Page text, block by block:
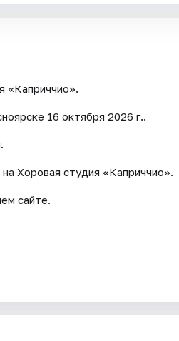
«Каприччио».
16 октября 2026 г..
Хоровая студия «Каприччио».
сайте.